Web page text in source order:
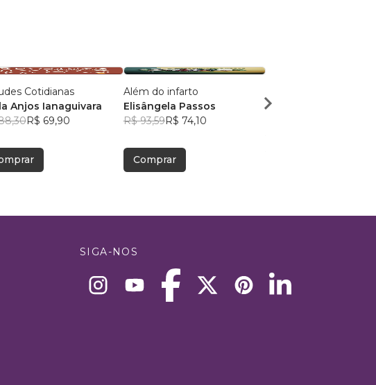
Cotidianas
Anjos Ianaguivara
R$ 69,90
Além do infarto
Elisângela Passos
R$ 93,59R$ 74,10
Comprar
adulto, equilíbrio
SIGA-NOS